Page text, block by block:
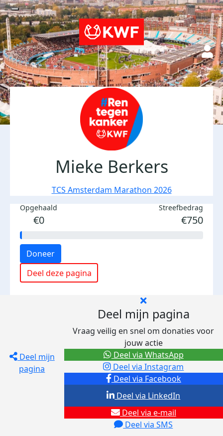
Mieke Berkers
TCS Amsterdam Marathon 2026
Opgehaald
€0
Streefbedrag
€750
Doneer
Deel deze pagina
Deel mijn
pagina
Deel mijn pagina
Vraag veilig en snel om donaties voor
jouw actie
Deel via Facebook
Deel via Instagram
Deel via e-mail
Deel via SMS
Deel via LinkedIn
Deel via WhatsApp